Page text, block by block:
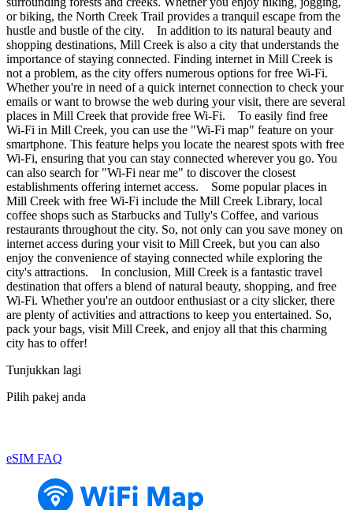
or biking, the North Creek Trail provides a tranquil escape from the
hustle and bustle of the city. In addition to its natural beauty and
shopping destinations, Mill Creek is also a city that understands the
importance of staying connected. Finding internet in Mill Creek is
not a problem, as the city offers numerous options for free Wi-Fi.
Whether you're in need of a quick internet connection to check your
emails or want to browse the web during your visit, there are several
places in Mill Creek that provide free Wi-Fi. To easily find free
Wi-Fi in Mill Creek, you can use the "Wi-Fi map" feature on your
smartphone. This feature helps you locate the nearest spots with free
Wi-Fi, ensuring that you can stay connected wherever you go. You
can also search for "Wi-Fi near me" to discover the closest
establishments offering internet access. Some popular places in
Mill Creek with free Wi-Fi include the Mill Creek Library, local
coffee shops such as Starbucks and Tully's Coffee, and various
restaurants throughout the city. So, not only can you save money on
internet access during your visit to Mill Creek, but you can also
enjoy the convenience of staying connected while exploring the
city's attractions. In conclusion, Mill Creek is a fantastic travel
destination that offers a blend of natural beauty, shopping, and free
Wi-Fi. Whether you're an outdoor enthusiast or a city slicker, there
are plenty of activities and attractions to keep you entertained. So,
pack your bags, visit Mill Creek, and enjoy all that this charming
city has to offer!
Tunjukkan lagi
Pilih pakej anda
eSIM FAQ